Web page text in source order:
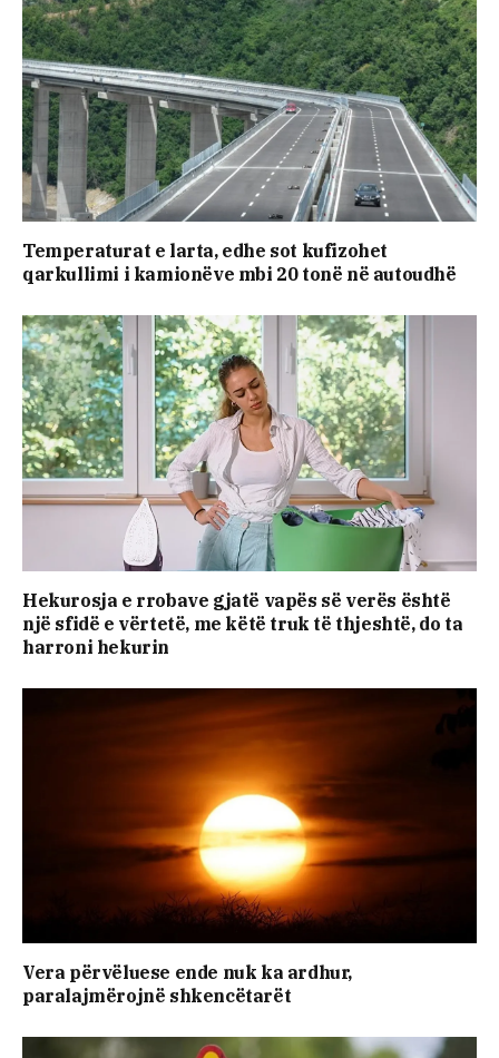
​Temperaturat e larta, edhe sot kufizohet
qarkullimi i kamionëve mbi 20 tonë në autoudhë
Hekurosja e rrobave gjatë vapës së verës është
një sfidë e vërtetë, me këtë truk të thjeshtë, do ta
harroni hekurin
Vera përvëluese ende nuk ka ardhur,
paralajmërojnë shkencëtarët